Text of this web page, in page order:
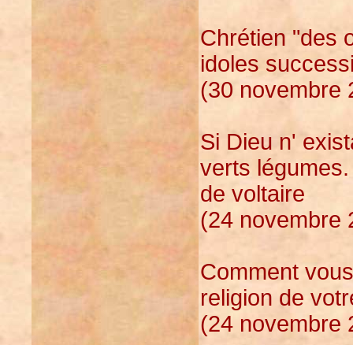
Chrétien "des
idoles
(30 novembre
Si Dieu n'
verts légumes.
de voltaire
(24 novembre
Comment
religion de
(24 novembre